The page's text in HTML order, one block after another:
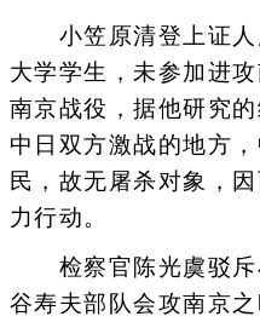
小笠原清登上证人
大学学生，未参加进
南京战役，据他研究
中日双方激战的地方
民，故无屠杀对象，
力行动。
检察官陈光虞驳斥
谷寿夫部队会攻南京